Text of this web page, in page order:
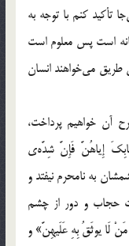
تأكيد كنم با توجه به
‌است پس معلوم است
طريق مي‌خواهند انسان
آن خواهيم پرداخت،
إِياهُنَّ فَإِنَّ شِدَّه‌ي
به نامحرم نيفتد و
حجاب و دور از چشم
لَا يوثَقُ بِهِ عَلَيهِنَّ» و